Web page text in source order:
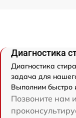
Диагностика
Диагностика
задача для
Выполним быстро
Позвоните нам